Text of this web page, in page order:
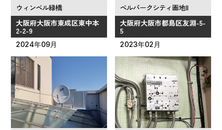
ウィンベル緑橋
大阪府大阪市東成区東中本
2-2-9
2024年09月
ベルパークシティ画地Ⅱ
大阪府大阪市都島区友淵-5-
5
2023年02月